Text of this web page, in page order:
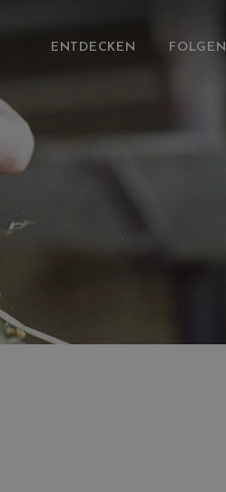
ENTDECKEN FOLGEN